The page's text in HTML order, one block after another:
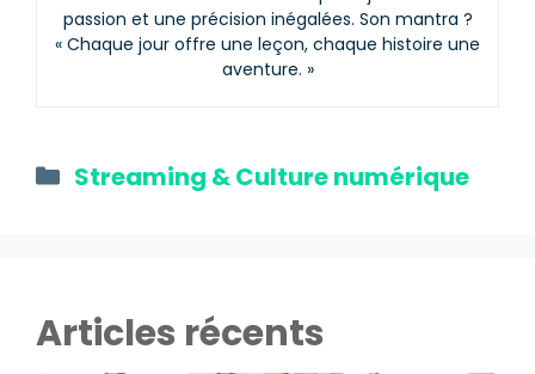
passion et une précision inégalées. Son mantra ?
« Chaque jour offre une leçon, chaque histoire une
aventure. »
Catégories
Streaming & Culture numérique
Articles récents